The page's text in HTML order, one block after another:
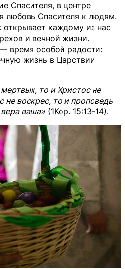
Спасителя, в центре
любовь Спасителя к людям.
каждому из нас
и вечной жизни.
время особой радости:
жизнь в Царствии
то и Христос не
не воскрес, то и проповедь
ваша» (1Кор. 15:13–14).